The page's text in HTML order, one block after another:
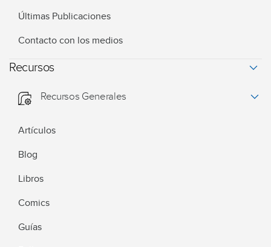
Últimas Publicaciones
Contacto con los medios
Recursos
Recursos Generales
Artículos
Blog
Libros
Comics
Guías